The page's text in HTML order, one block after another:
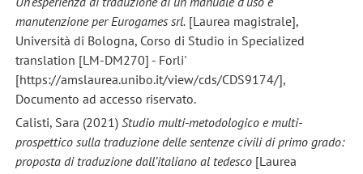
manutenzione per Eurogames srl.[Laurea magistrale],
Università di Bologna, Corso di Studio in Specialized
translation [LM-DM270] - Forli'
[https://amslaurea.unibo.it/view/cds/CDS9174/],
Documento ad accesso riservato.
Calisti, Sara (2021) Studio multi-metodologico e multi-
prospettico sulla traduzione delle sentenze civili di primo grado:
proposta di traduzione dall’italiano al tedesco[Laurea